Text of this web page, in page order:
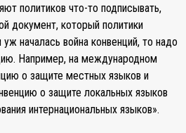
политиков что-то подписывать,
документ, который политики
началась война конвенций, то надо
Например, на международном
о защите местных языков и
о защите локальных языков
интернациональных языков».